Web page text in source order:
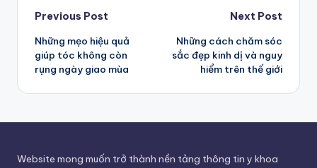
Post
navigation
Previous Post
Những mẹo hiệu quả
giúp tóc không còn
rụng ngày giao mùa
Next Post
Những cách chăm sóc
sắc đẹp kinh dị và nguy
hiểm trên thế giới
Website mong muốn trở thành nền tảng thông tin y khoa